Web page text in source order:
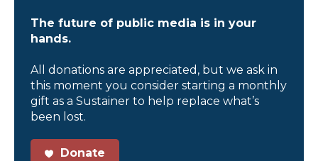
The future of public media is in your
hands.
All donations are appreciated, but we ask in
this moment you consider starting a monthly
gift as a Sustainer to help replace what’s
been lost.
Donate